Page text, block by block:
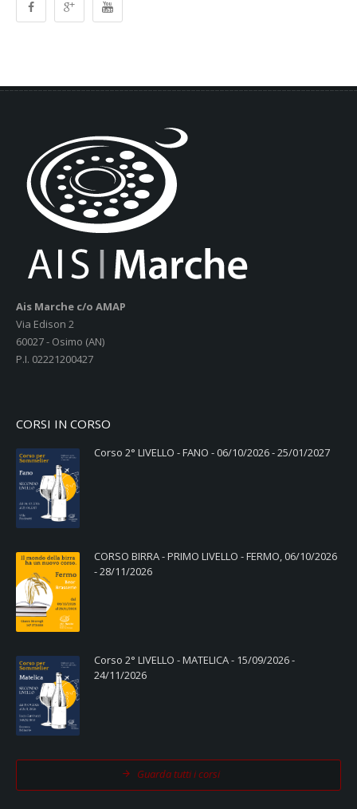
Ais Marche c/o AMAP
Via Edison 2
60027 - Osimo (AN)
P.I. 02221200427
CORSI IN CORSO
Corso 2° LIVELLO - FANO - 06/10/2026 - 25/01/2027
CORSO BIRRA - PRIMO LIVELLO - FERMO, 06/10/2026
- 28/11/2026
Corso 2° LIVELLO - MATELICA - 15/09/2026 -
24/11/2026
Guarda tutti i corsi